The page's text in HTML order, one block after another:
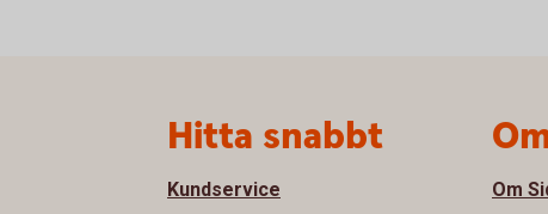
Hitta snabbt
Kundservice Om